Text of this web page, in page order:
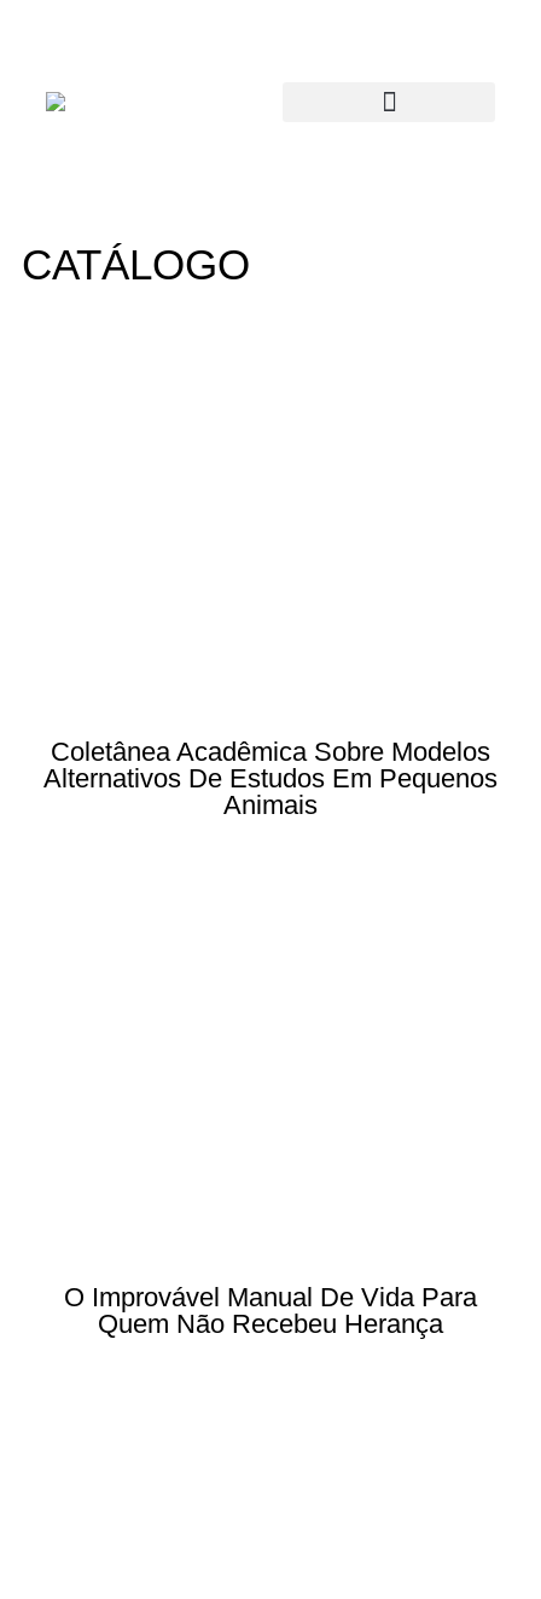
CATÁLOGO
Coletânea Acadêmica Sobre Modelos
Alternativos De Estudos Em Pequenos
Animais
O Improvável Manual De Vida Para
Quem Não Recebeu Herança